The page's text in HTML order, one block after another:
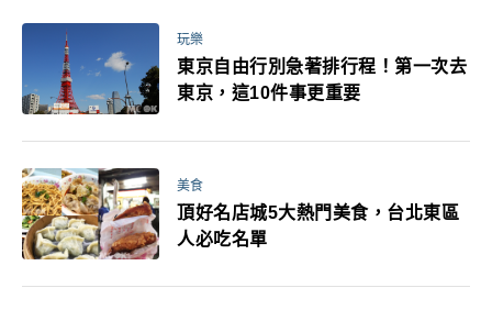
玩樂
東京自由行別急著排行程！第一次去
東京，這10件事更重要
美食
頂好名店城5大熱門美食，台北東區
人必吃名單